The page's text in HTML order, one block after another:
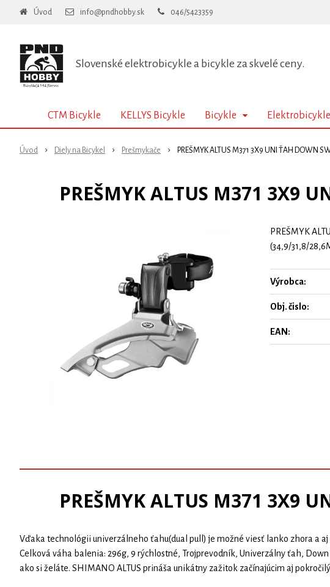
Slovenské elektrobicykle a bicykle za skvelé ceny.
Úvod info@pndhobby.sk 046/5423359
CTM Bicykle KELLYS Bicykle Bicykle Elektrobicykle
Úvod Diely na Bicykel Prešmykače PREŠMYK ALTUS M371 3X9 UNI ŤAH DOWN
PREŠMYK ALTUS M371 3X9
PREŠMYK
(34,9/31,8/
Výrobca:
Obj. čislo:
EAN:
PREŠMYK ALTUS M371 3X9
Vďaka technológii univerzálneho ťahu(dual pull) je možné viesť lanko zhora a
Celková váha balenia: 296g, 9 rýchlostné, Trojprevodník, Univerzálny ťah,
ako si želáte. SHIMANO ALTUS prináša unikátny zažitok začínajúcim aj